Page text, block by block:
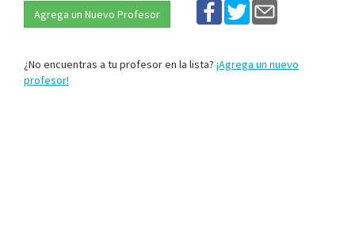
Agrega un Nuevo Profesor
¿No encuentras a tu profesor en la lista? ¡Agrega un nuevo
profesor!